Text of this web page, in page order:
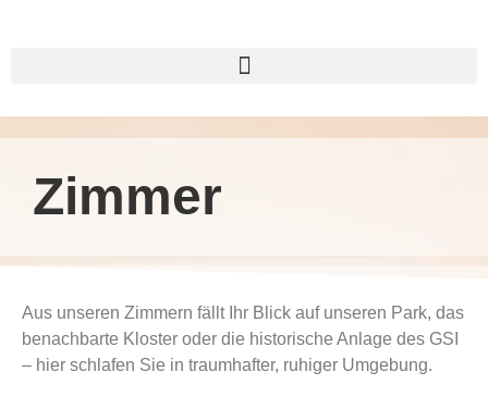
Zimmer
Aus unseren Zimmern fällt Ihr Blick auf unseren Park, das
benachbarte Kloster oder die historische Anlage des GSI
– hier schlafen Sie in traumhafter, ruhiger Umgebung.